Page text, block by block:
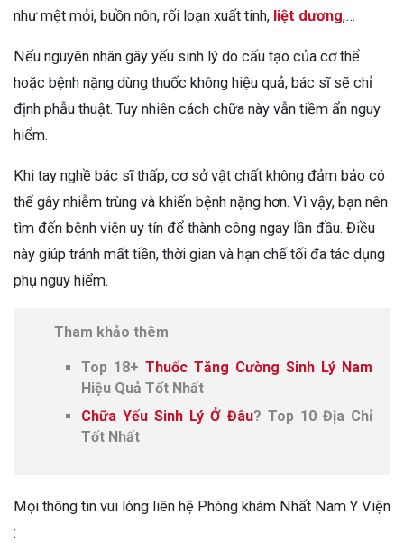
như mệt mỏi, buồn nôn, rối loạn xuất tinh, liệt dương,…
Nếu nguyên nhân gây yếu sinh lý do cấu tạo của cơ thể
hoặc bệnh nặng dùng thuốc không hiệu quả, bác sĩ sẽ chỉ
định phẫu thuật. Tuy nhiên cách chữa này vẫn tiềm ẩn nguy
hiểm.
Khi tay nghề bác sĩ thấp, cơ sở vật chất không đảm bảo có
thể gây nhiễm trùng và khiến bệnh nặng hơn. Vì vậy, bạn nên
tìm đến bệnh viện uy tín để thành công ngay lần đầu. Điều
này giúp tránh mất tiền, thời gian và hạn chế tối đa tác dụng
phụ nguy hiểm.
Tham khảo thêm
Top 18+ Thuốc Tăng Cường Sinh Lý Nam
Hiệu Quả Tốt Nhất
Chữa Yếu Sinh Lý Ở Đâu? Top 10 Địa Chỉ
Tốt Nhất
Mọi thông tin vui lòng liên hệ Phòng khám Nhất Nam Y Viện
: